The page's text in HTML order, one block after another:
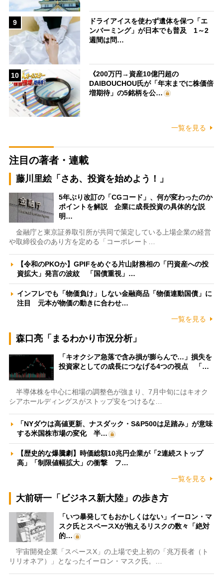
9
ドライアイスを使わず遺体を保つ「エ
ンバーミング」が日本でも普及 1～2
週間は問…
10
《200万円→資産10億円超の
DAIBOUCHOU氏が「年末までに株価倍
増期待」の5銘柄を公…
一覧を見る
注目の著者・連載
藤川里絵「さあ、投資を始めよう！」
5年ぶり改訂の「CGコード」、何が変わったのか
ポイントを解説 企業に成長投資の具体的な説
明…
金融庁と東京証券取引所が共同で策定している上場企業の経営
や取締役会のあり方を定める「コーポレート…
【令和のPKOか】GPIFをめぐる片山財務相の「円資産への投
資拡大」発言の波紋 「国債重視」…
インフレでも「物価負け」しない金融商品「物価連動国債」に
注目 元本が物価の動きに合わせ…
一覧を見る
森口亮「まるわかり市況分析」
「キオクシア急落で含み損が膨らんで…」損失を
投資家としての成長につなげる4つの視点 「…
半導体株を中心に相場の調整色が強まり、7月中旬にはキオク
シアホールディングスがストップ安をつけるな…
「NYダウは高値更新、ナスダック・S&P500は足踏み」が意味
する米国株市場の変化 半…
【歴史的な爆騰劇】時価総額10兆円企業が「2連続ストップ
高」「制限値幅拡大」の衝撃 フ…
一覧を見る
大前研一「ビジネス新大陸」の歩き方
「いつ暴発してもおかしくはない」イーロン・マ
スク氏とスペースXが抱えるリスクの数々「絶対
的…
宇宙開発企業「スペースX」の上場で史上初の「兆万長者（ト
リリオネア）」となったイーロン・マスク氏。…